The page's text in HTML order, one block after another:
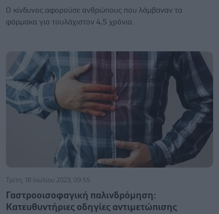
Ο κίνδυνος αφορούσε ανθρώπους που λάμβαναν τα
φάρμακα για τουλάχιστον 4,5 χρόνια.
Τρίτη, 18 Ιουλίου 2023, 09:55
Γαστροοισοφαγική παλινδρόμηση:
Κατευθυντήριες οδηγίες αντιμετώπισης